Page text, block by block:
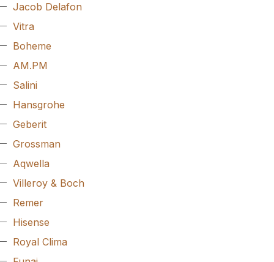
Jacob Delafon
Vitra
Boheme
AM.PM
Salini
Hansgrohe
Geberit
Grossman
Aqwella
Villeroy & Boch
Remer
Hisense
Royal Clima